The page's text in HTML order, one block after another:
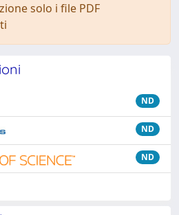
solo i file PDF
ND
ND
ND